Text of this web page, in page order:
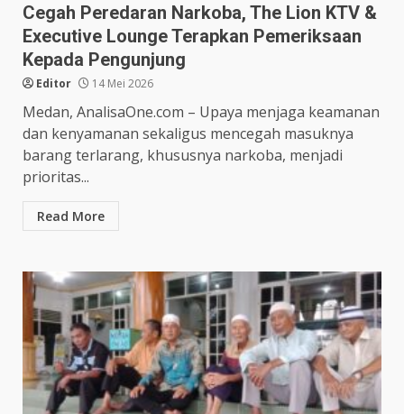
Cegah Peredaran Narkoba, The Lion KTV &
Executive Lounge Terapkan Pemeriksaan
Kepada Pengunjung
Editor 14 Mei 2026
Medan, AnalisaOne.com – Upaya menjaga keamanan
dan kenyamanan sekaligus mencegah masuknya
barang terlarang, khususnya narkoba, menjadi
prioritas...
Read More